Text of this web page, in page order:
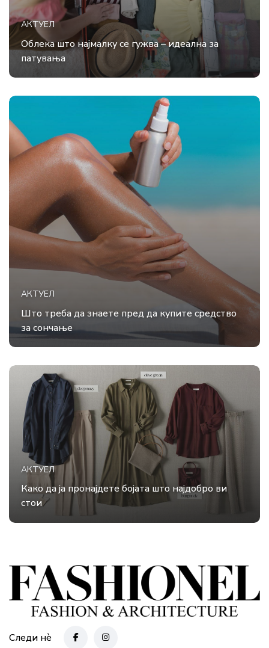
АКТУЕЛ
Облека што најмалку се гужва – идеална за
патувања
АКТУЕЛ
Што треба да знаете пред да купите средство
за сончање
АКТУЕЛ
Како да ја пронајдете бојата што најдобро ви
стои
Следи нè